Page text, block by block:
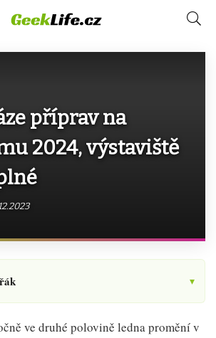
příprav na
2024, výstaviště
▾
ve druhé polovině ledna promění v